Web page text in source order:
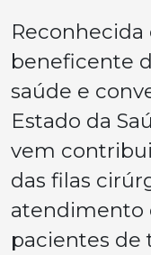
beneficente
saúde e
Estado da
vem
das filas
atendimento
pacientes de